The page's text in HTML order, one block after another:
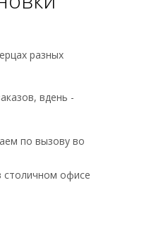
разных
вдень -
по вызову во
столичном офисе